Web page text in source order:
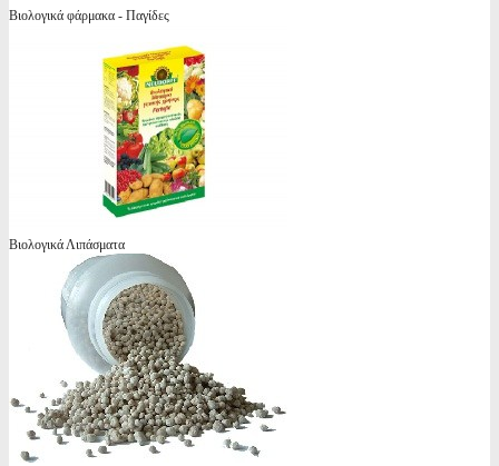
Βιολογικά φάρμακα - Παγίδες
Βιολογικά Λιπάσματα